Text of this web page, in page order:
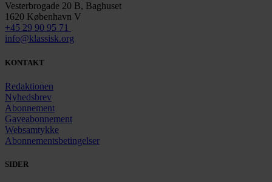
Vesterbrogade 20 B, Baghuset
1620 København V
+45 29 90 95 71
info@klassisk.org
KONTAKT
Redaktionen
Nyhedsbrev
Abonnement
Gaveabonnement
Websamtykke
Abonnementsbetingelser
SIDER